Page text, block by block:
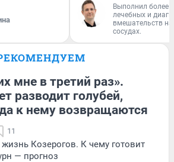
Выполнил более
лечебных и
вмешательств на
сосудах.
мне в третий раз».
разводит голубей,
к нему возвращаются
11
жизнь Козерогов. К чему готовит
— прогноз